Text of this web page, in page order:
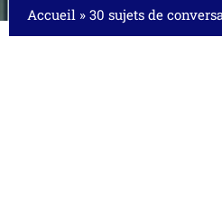
Accueil » 30 sujets de